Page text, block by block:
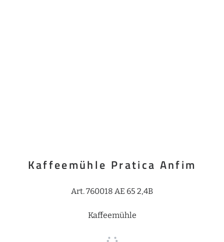
Kaffeemühle Pratica Anfim
Art. 760018 AE 65 2,4B
Kaffeemühle